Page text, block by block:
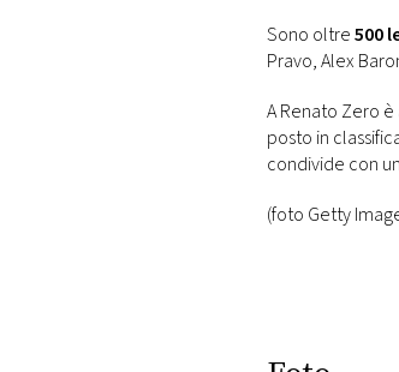
Sono oltre500
Pravo, Alex
A Renato Zero
posto in
condivide con
(foto Getty